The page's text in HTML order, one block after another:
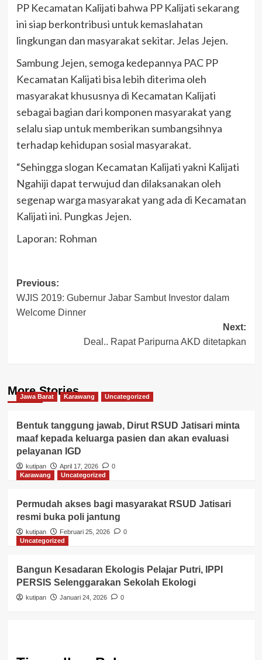
PP Kecamatan Kalijati bahwa PP Kalijati sekarang
ini siap berkontribusi untuk kemaslahatan
lingkungan dan masyarakat sekitar. Jelas Jejen.
Sambung Jejen, semoga kedepannya PAC PP
Kecamatan Kalijati bisa lebih diterima oleh
masyarakat khususnya di Kecamatan Kalijati
sebagai bagian dari komponen masyarakat yang
selalu siap untuk memberikan sumbangsihnya
terhadap kehidupan sosial masyarakat.
“Sehingga slogan Kecamatan Kalijati yakni Kalijati
Ngahiji dapat terwujud dan dilaksanakan oleh
segenap warga masyarakat yang ada di Kecamatan
Kalijati ini. Pungkas Jejen.
Laporan: Rohman
Post
navigation
Previous:
WJIS 2019: Gubernur Jabar Sambut Investor dalam
Welcome Dinner
Next:
Deal.. Rapat Paripurna AKD ditetapkan
More Stories
Jawa Barat Karawang Uncategorized
Bentuk tanggung jawab, Dirut RSUD Jatisari minta
maaf kepada keluarga pasien dan akan evaluasi
pelayanan IGD
kutipan April 17, 2026
0
Karawang
Uncategorized
Permudah akses bagi masyarakat RSUD Jatisari
resmi buka poli jantung
kutipan Februari 25, 2026
0
Uncategorized
Bangun Kesadaran Ekologis Pelajar Putri, IPPI
PERSIS Selenggarakan Sekolah Ekologi
kutipan Januari 24, 2026 0